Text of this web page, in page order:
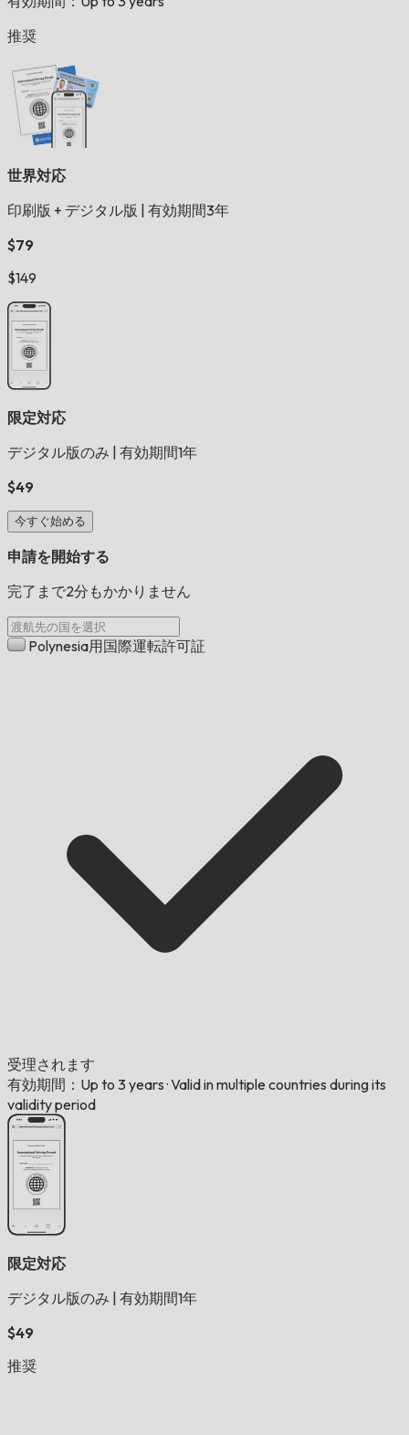
推奨
世界対応
印刷版 + デジタル版
有効期間3年
$79
$149
限定対応
デジタル版のみ 有効期間1年
$49
今すぐ始める
申請を開始する
完了まで2分もかかりません
Polynesia用国際運転許可証
受理されます
有効期間：Up to 3 years ·Valid in multiple countries during its
validity period
限定対応
デジタル版のみ 有効期間1年
$49
推奨